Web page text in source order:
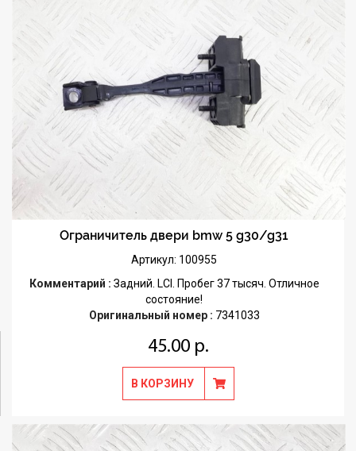
Ограничитель двери bmw 5 g30/g31
Артикул: 100955
Комментарий : Задний. LCI. Пробег 37 тысяч. Отличное
состояние!
Оригинальный номер : 7341033
45.00 р.
В КОРЗИНУ